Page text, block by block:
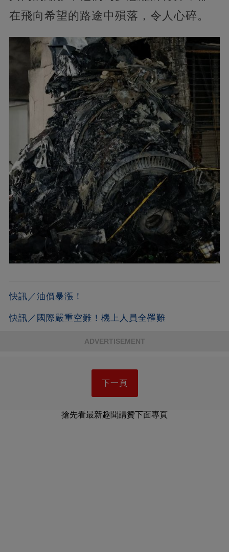
在飛向希望的路途中殞落，令人心碎。
快訊／油價暴漲！
快訊／國際嚴重空難！機上人員全罹難
ADVERTISEMENT
下一頁
搶先看最新趣聞請贊下面專頁